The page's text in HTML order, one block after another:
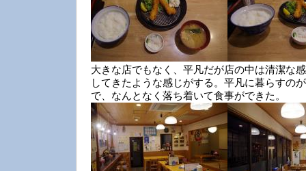
大きな店でもなく、平凡だが店の中は清潔な
してきたような感じがする。平凡に暮らすの
で、なんとなく落ち着いて食事ができた。